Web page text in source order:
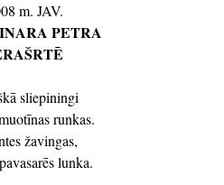
m. JAV.
PETRA
sliepiningi
runkas.
žavingas,
lunka.